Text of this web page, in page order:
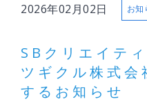
2026年02月02日 お知
SBクリエイテ
ツギクル株式会
するお知らせ